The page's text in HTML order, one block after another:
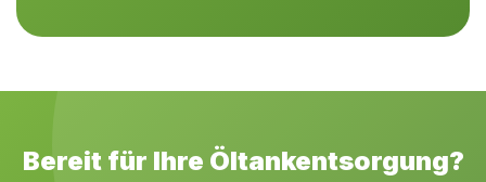
Bereit für Ihre Öltankentsorgung?